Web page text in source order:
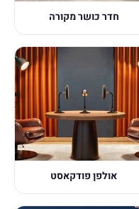
חדר כושר מקורה
אולפן פודקאסט